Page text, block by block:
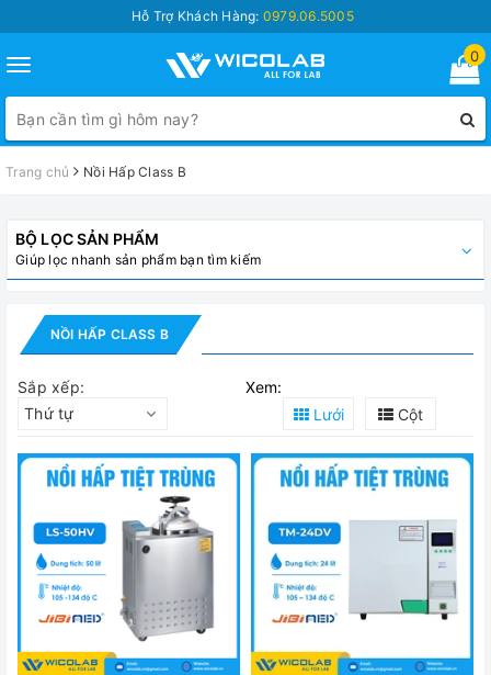
Hỗ Trợ Khách Hàng: 0979.06.5005
Toggle
navigation
0
Trang chủ Nồi Hấp Class B
BỘ LỌC SẢN PHẨM
Giúp lọc nhanh sản phẩm bạn tìm kiếm
NỒI HẤP CLASS B
Sắp xếp:
Thứ tự
Xem:
Lưới
Cột